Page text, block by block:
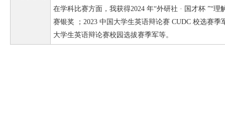
在学科比赛方面，我获得2024 年“外研社 · 国才杯 ”“
赛银奖 ；2023 中国大学生英语辩论赛 CUDC 校选赛季
大学生英语辩论赛校园选拔赛季军等。